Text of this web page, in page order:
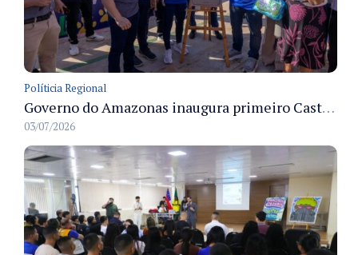
Políticia Regional
Governo do Amazonas inaugura primeiro Castramóvel Fluvial para atendimento veterinário às comunidades ribeirinhas e castração gratuita
03/07/2026